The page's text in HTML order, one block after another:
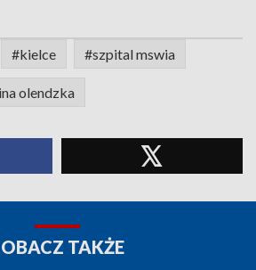
#kielce #szpital mswia
olendzka
TAKŻE